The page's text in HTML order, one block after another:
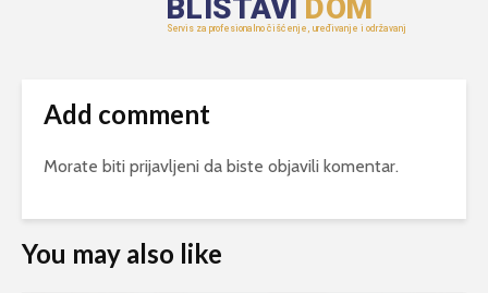
Add comment
Morate biti prijavljeni da biste objavili komentar.
You may also like